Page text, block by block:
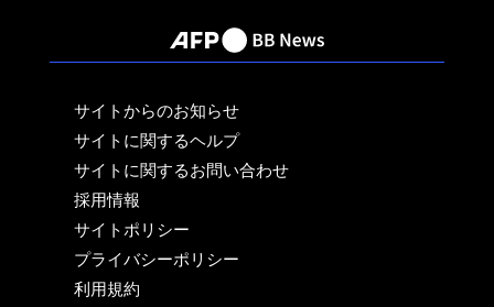
サイトからのお知らせ
サイトに関するヘルプ
サイトに関するお問い合わせ
採用情報
サイトポリシー
プライバシーポリシー
利用規約